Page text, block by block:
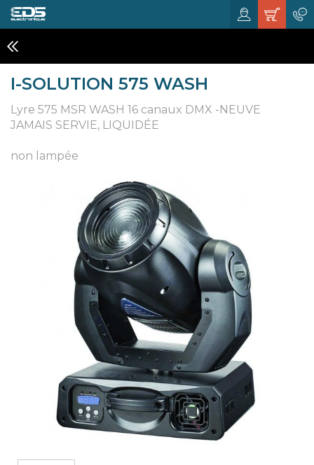
I-SOLUTION 575 WASH
Lyre 575 MSR WASH 16 canaux DMX -NEUVE
JAMAIS SERVIE, LIQUIDÉE
non lampée